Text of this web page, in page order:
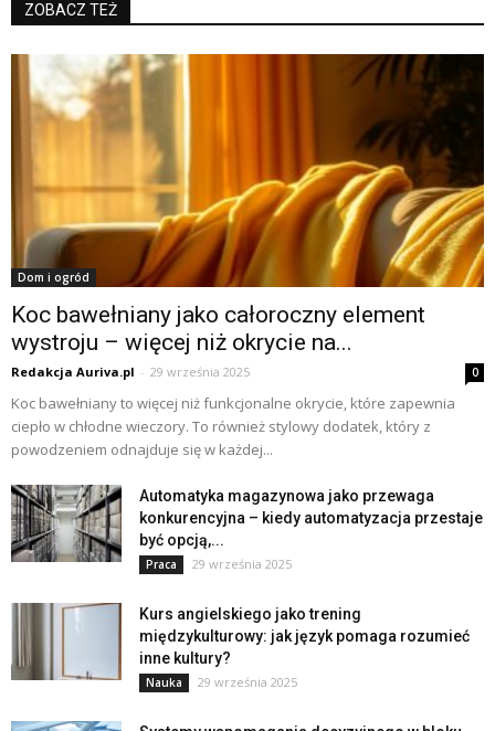
ZOBACZ TEŻ
Dom i ogród
Koc bawełniany jako całoroczny element
wystroju – więcej niż okrycie na...
Redakcja Auriva.pl - 29 września 2025 0
Koc bawełniany to więcej niż funkcjonalne okrycie, które zapewnia
ciepło w chłodne wieczory. To również stylowy dodatek, który z
powodzeniem odnajduje się w każdej...
Automatyka magazynowa jako przewaga
konkurencyjna – kiedy automatyzacja przestaje
być opcją,...
Praca 29 września 2025
Kurs angielskiego jako trening
międzykulturowy: jak język pomaga rozumieć
inne kultury?
Nauka 29 września 2025